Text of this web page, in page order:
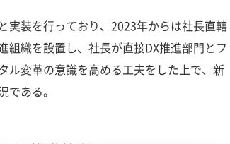
装を行っており、2023年からは社長直轄
織を設置し、社長が直接DX推進部門とフ
ル変革の意識を高める工夫をした上で、新
ある。